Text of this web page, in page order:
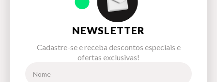
NEWSLETTER
Cadastre-se e receba descontos especiais e
ofertas exclusivas!